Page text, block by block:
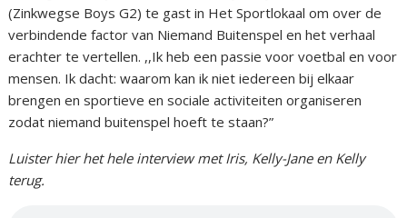
(Zinkwegse Boys G2) te gast in Het Sportlokaal om over de
verbindende factor van Niemand Buitenspel en het verhaal
erachter te vertellen. ,,Ik heb een passie voor voetbal en voor
mensen. Ik dacht: waarom kan ik niet iedereen bij elkaar
brengen en sportieve en sociale activiteiten organiseren
zodat niemand buitenspel hoeft te staan?”
Luister hier het hele interview met Iris, Kelly-Jane en Kelly
terug.